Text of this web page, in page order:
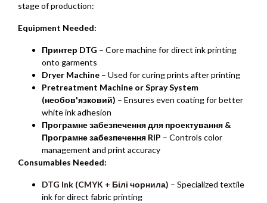
stage of production:
Equipment Needed:
Принтер DTG – Core machine for direct ink printing
onto garments
Dryer Machine – Used for curing prints after printing
Pretreatment Machine or Spray System
(необов'язковий) – Ensures even coating for better
white ink adhesion
Програмне забезпечення для проектування &
Програмне забезпечення RIP – Controls color
management and print accuracy
Consumables Needed:
DTG Ink (CMYK + Білі чорнила) – Specialized textile
ink for direct fabric printing